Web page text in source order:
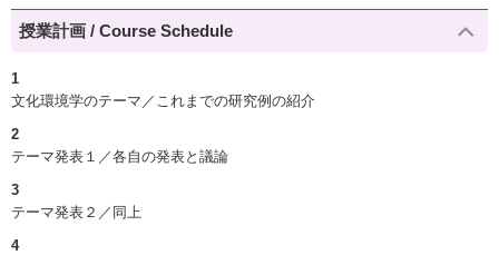
授業計画 / Course Schedule
1
文化環境学のテーマ／これまでの研究例の紹介
2
テーマ発表１／各自の発表と議論
3
テーマ発表２／同上
4